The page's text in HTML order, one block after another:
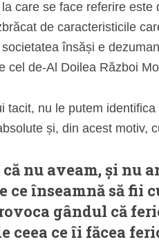
care se face referire este
de caracteristicile
însăși e
cel de-Al Doilea Război
tacit, nu le putem
și, din acest motiv,
nu aveam, și nu
ce înseamnă să fii
gândul că
ceea ce îi făcea